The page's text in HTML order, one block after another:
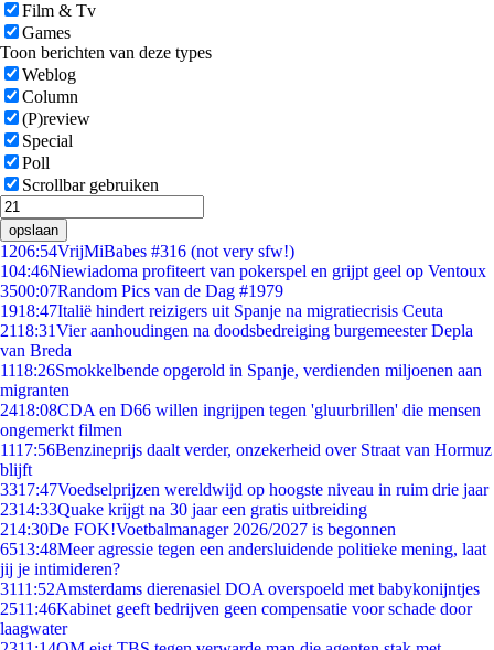
Film & Tv
Games
Toon berichten van deze types
Weblog
Column
(P)review
Special
Poll
Scrollbar gebruiken
opslaan
1206:54VrijMiBabes #316 (not very sfw!)
104:46Niewiadoma profiteert van pokerspel en grijpt geel op Ventoux
3500:07Random Pics van de Dag #1979
1918:47Italië hindert reizigers uit Spanje na migratiecrisis Ceuta
2118:31Vier aanhoudingen na doodsbedreiging burgemeester Depla
van Breda
1118:26Smokkelbende opgerold in Spanje, verdienden miljoenen aan
migranten
2418:08CDA en D66 willen ingrijpen tegen 'gluurbrillen' die mensen
ongemerkt filmen
1117:56Benzineprijs daalt verder, onzekerheid over Straat van Hormuz
blijft
3317:47Voedselprijzen wereldwijd op hoogste niveau in ruim drie jaar
2314:33Quake krijgt na 30 jaar een gratis uitbreiding
214:30De FOK!Voetbalmanager 2026/2027 is begonnen
6513:48Meer agressie tegen een andersluidende politieke mening, laat
jij je intimideren?
3111:52Amsterdams dierenasiel DOA overspoeld met babykonijntjes
2511:46Kabinet geeft bedrijven geen compensatie voor schade door
laagwater